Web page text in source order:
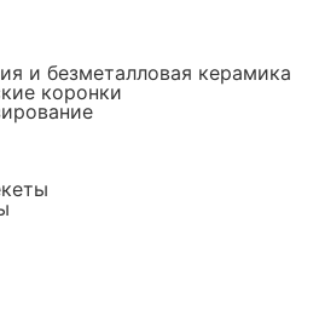
и безметалловая керамика
коронки